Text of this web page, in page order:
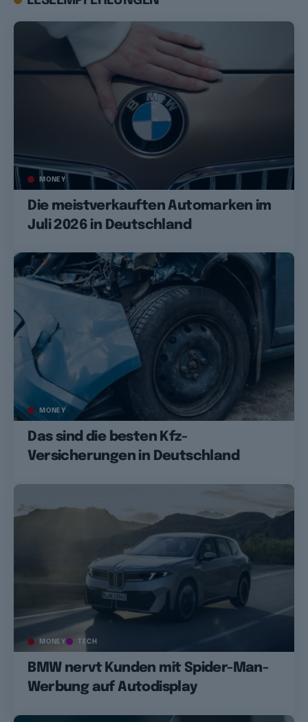
MONEY
Die meistverkauften Automarken im
Juli 2026 in Deutschland
MONEY
Das sind die besten Kfz-
Versicherungen in Deutschland
MONEY TECH
BMW nervt Kunden mit Spider-Man-
Werbung auf Autodisplay